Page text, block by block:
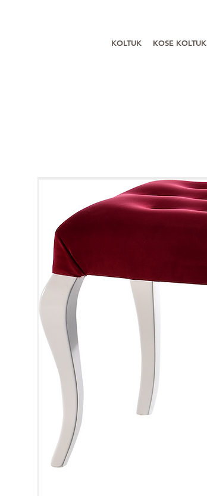
KOLTUK KOSE KOLTUK